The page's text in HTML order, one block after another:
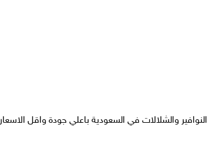
والشلالات في السعودية باعلي جودة واقل الاسعار